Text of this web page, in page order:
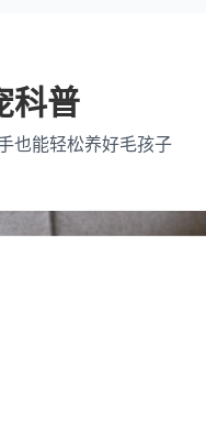
科普
也能轻松养好毛孩子